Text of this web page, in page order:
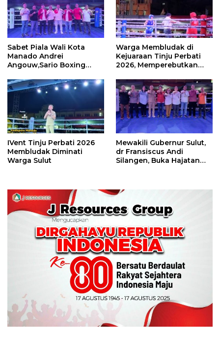
Sabet Piala Wali Kota
Manado Andrei
Angouw,Sario Boxing
Perbati 2026
Warga Membludak di
Kejuaraan Tinju Perbati
2026, Memperebutkan
IVent Tinju Perbati 2026
Membludak Diminati
Warga Sulut
Mewakili Gubernur Sulut,
dr Fransiscus Andi
Silangen, Buka Hajatan